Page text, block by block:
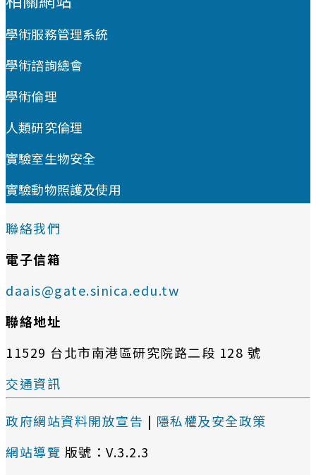
學術服務管理系統
學術諮詢總會
學術倫理
人類研究倫理
實驗室生物安全
實驗動物照護及使用
聯絡我們
電子信箱
daais@gate.sinica.edu.tw
聯絡地址
11529 台北市南港區研究院路二段 128 號
交通資訊
政府網站資料開放宣告 | 隱私權及安全政策
網站導覽 版號：V.3.2.3